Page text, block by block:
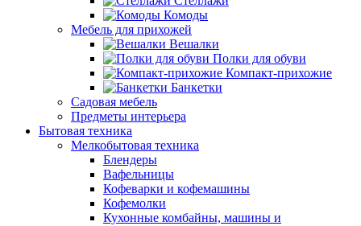
Комоды
Мебель для прихожей
Вешалки
Полки для обуви
Компакт-прихожие
Банкетки
Садовая мебель
Предметы интерьера
Бытовая техника
Мелкобытовая техника
Блендеры
Вафельницы
Кофеварки и кофемашины
Кофемолки
Кухонные комбайны, машины и